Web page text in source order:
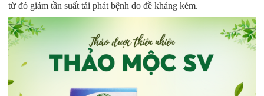
từ đó giảm tần suất tái phát bệnh do đề kháng kém.